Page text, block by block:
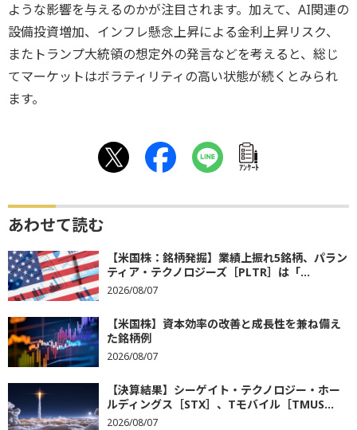
ような影響を与えるのかが注目されます。加えて、AI関連の
設備投資増加、インフレ懸念上昇による金利上昇リスク、
またトランプ大統領の想定外の発言などを考えると、総じ
てマーケットはボラティリティの高い状態が続くとみられ
ます。
ｱﾝｹｰﾄ
あわせて読む
【米国株：銘柄発掘】業績上振れ5銘柄、パラン
ティア・テクノロジーズ［PLTR］は「...
2026/08/07
【米国株】資本効率の改善と成長性を兼ね備え
た銘柄例
2026/08/07
【決算結果】シーゲイト・テクノロジー・ホー
ルディングス［STX］、Tモバイル［TMUS...
2026/08/07